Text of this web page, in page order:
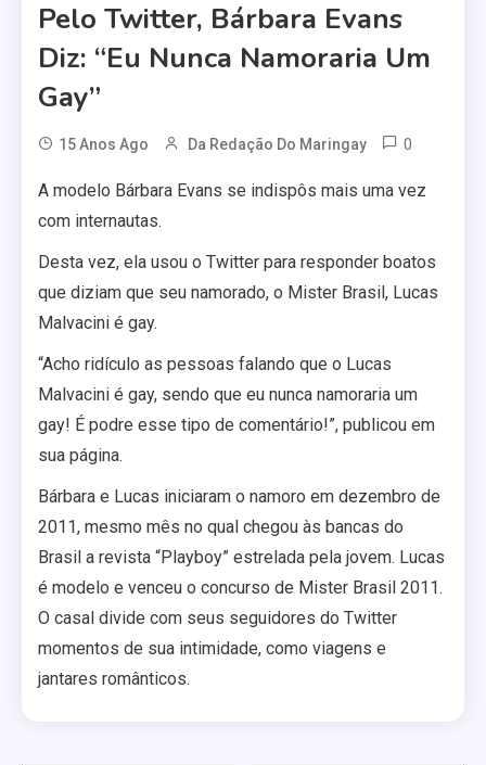
Pelo Twitter, Bárbara Evans
Diz: “Eu Nunca Namoraria Um
Gay”
15 Anos Ago Da Redação Do Maringay 0
A modelo Bárbara Evans se indispôs mais uma vez
com internautas.
Desta vez, ela usou o Twitter para responder boatos
que diziam que seu namorado, o Mister Brasil, Lucas
Malvacini é gay.
“Acho ridículo as pessoas falando que o Lucas
Malvacini é gay, sendo que eu nunca namoraria um
gay! É podre esse tipo de comentário!”, publicou em
sua página.
Bárbara e Lucas iniciaram o namoro em dezembro de
2011, mesmo mês no qual chegou às bancas do
Brasil a revista “Playboy” estrelada pela jovem. Lucas
é modelo e venceu o concurso de Mister Brasil 2011.
O casal divide com seus seguidores do Twitter
momentos de sua intimidade, como viagens e
jantares românticos.